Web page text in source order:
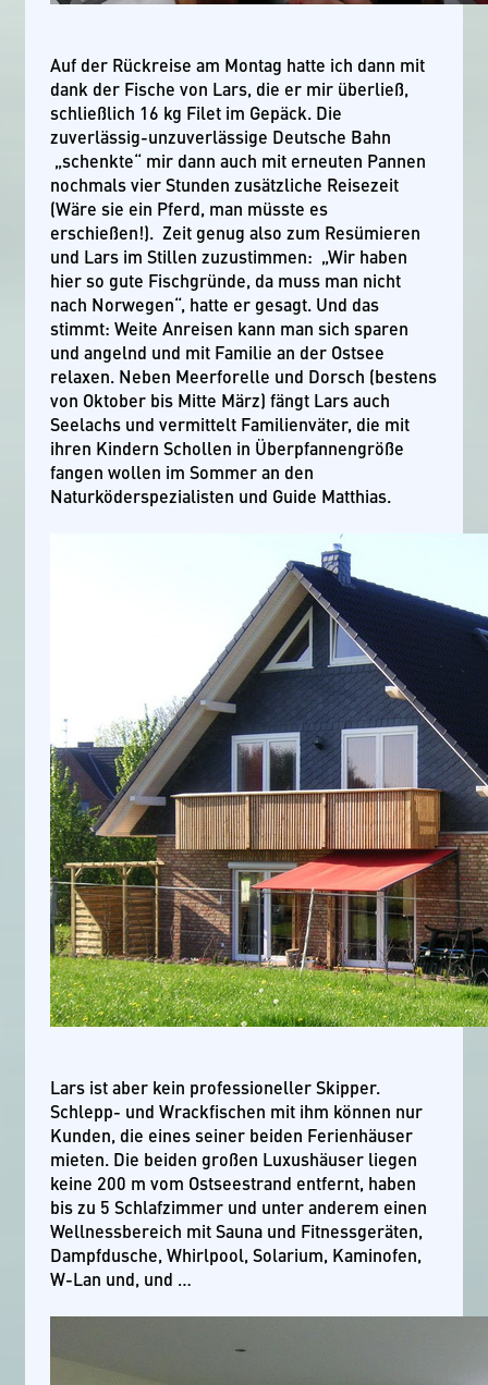
Auf der Rückreise am Montag hatte ich dann mit
dank der Fische von Lars, die er mir überließ,
schließlich 16 kg Filet im Gepäck. Die
zuverlässig-unzuverlässige Deutsche Bahn
„schenkte“ mir dann auch mit erneuten Pannen
nochmals vier Stunden zusätzliche Reisezeit
(Wäre sie ein Pferd, man müsste es
erschießen!). Zeit genug also zum Resümieren
und Lars im Stillen zuzustimmen: „Wir haben
hier so gute Fischgründe, da muss man nicht
nach Norwegen“, hatte er gesagt. Und das
stimmt: Weite Anreisen kann man sich sparen
und angelnd und mit Familie an der Ostsee
relaxen. Neben Meerforelle und Dorsch (bestens
von Oktober bis Mitte März) fängt Lars auch
Seelachs und vermittelt Familienväter, die mit
ihren Kindern Schollen in Überpfannengröße
fangen wollen im Sommer an den
Naturköderspezialisten und Guide Matthias.
Lars ist aber kein professioneller Skipper.
Schlepp- und Wrackfischen mit ihm können nur
Kunden, die eines seiner beiden Ferienhäuser
mieten. Die beiden großen Luxushäuser liegen
keine 200 m vom Ostseestrand entfernt, haben
bis zu 5 Schlafzimmer und unter anderem einen
Wellnessbereich mit Sauna und Fitnessgeräten,
Dampfdusche, Whirlpool, Solarium, Kaminofen,
W-Lan und, und …